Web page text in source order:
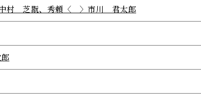
村 芝翫、秀頼〈 〉市川 君太郎